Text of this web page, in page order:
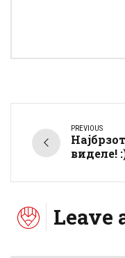
PREVIOUS
виделе!
Leave